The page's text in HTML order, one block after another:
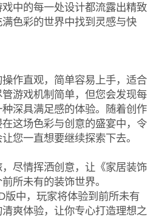
中的每一处设计都流露出精致
色彩的世界中找到灵感与快
操作直观，简单容易上手，适合
游戏机制简单，但您会发现每
深具满足感的体验。随着创作
这场色彩与创意的盛宴中，令
您一直想要继续探索下去。
尽情挥洒创意，让《家居装饰
所未有的装饰世界。
版中，玩家将体验到前所未有
爽体验，让你专心打造理想之